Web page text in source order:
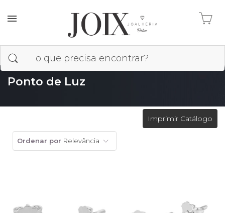
Ponto de Luz
Imprimir Catálogo
Ordenar por Relevância